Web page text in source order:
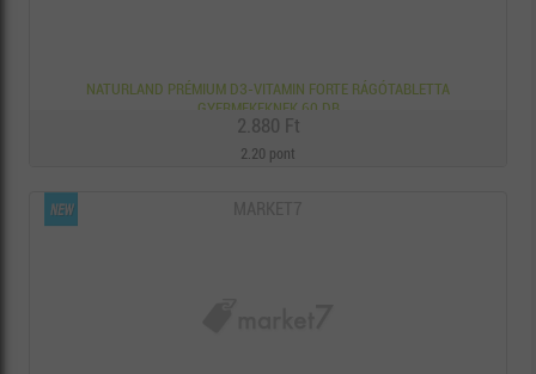
NATURLAND PRÉMIUM D3-VITAMIN FORTE RÁGÓTABLETTA
GYERMEKEKNEK 60 DB
2.880 Ft
2.20 pont